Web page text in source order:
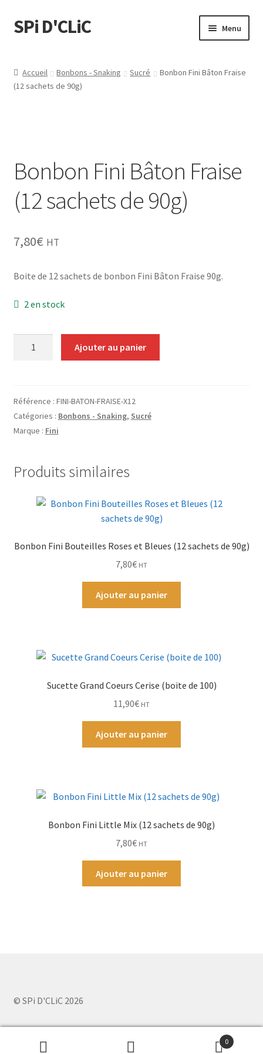
SPi D'CLiC Menu
Filtres
Menthol
Briquets
Chichas
Grinders
Plateau pour rouler
Vape
Pierre Cardin
Alimentaire
Accueil Bonbons - Snaking Sucré
Bonbon Fini Bâton Fraise
(12 sachets de 90g)
Bonbon Fini Bâton Fraise
(12 sachets de 90g)
7,80€ HT
Boite de 12 sachets de bonbon Fini Bâton Fraise 90g.
2 en stock
Bâton
Fraise
(12
90g)
Ajouter au panier
Référence : FINI-BATON-FRAISE-X12
Catégories : Bonbons - Snaking, Sucré
Marque : Fini
Produits similaires
Bonbon Fini Bouteilles Roses et Bleues (12 sachets de 90g)
7,80€ HT
Ajouter au panier
Sucette Grand Coeurs Cerise (boite de 100)
11,90€ HT
Ajouter au panier
Bonbon Fini Little Mix (12 sachets de 90g)
7,80€ HT
Ajouter au panier
© SPi D'CLiC 2026
0